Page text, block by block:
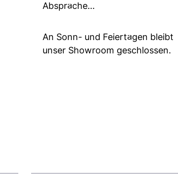
Absprache…
An Sonn- und Feiertagen bleibt
unser Showroom geschlossen.